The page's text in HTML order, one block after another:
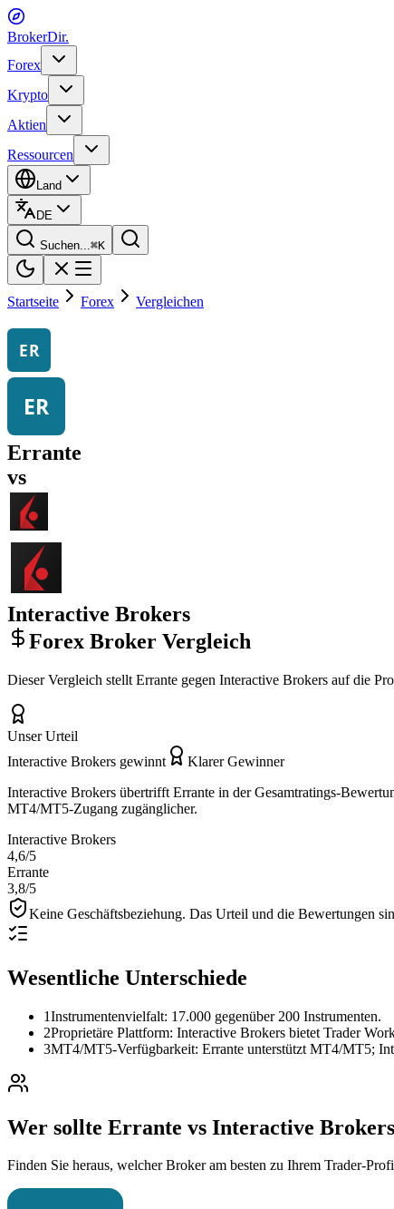
BrokerDir.
Forex
Krypto
Aktien
Ressourcen
Land
DE
Suchen...⌘K
Startseite Forex Vergleichen
Errante
vs
Interactive Brokers
Forex Broker Vergleich
Dieser Vergleich stellt Errante gegen Interactive Brokers auf die
Unser Urteil
Interactive Brokers gewinnt
Klarer Gewinner
Interactive Brokers übertrifft Errante in der Gesamtratings-
MT4/MT5-Zugang zugänglicher.
Interactive Brokers
4,6/5
Errante
3,8/5
Keine Geschäftsbeziehung. Das Urteil und die Bewertungen
Wesentliche Unterschiede
1Instrumentenvielfalt: 17.000 gegenüber 200 Instrumenten.
2Proprietäre Plattform: Interactive Brokers bietet Trader
3MT4/MT5-Verfügbarkeit: Errante unterstützt MT4/MT5;
Wer sollte Errante vs Interactive
Finden Sie heraus, welcher Broker am besten zu Ihrem Trader-